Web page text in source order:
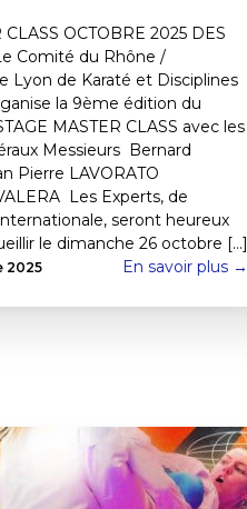
CLASS OCTOBRE 2025 DES
Comité du Rhône /
Lyon de Karaté et Disciplines
la 9ème édition du
MASTER CLASS avec les
Messieurs Bernard
Pierre LAVORATO
Les Experts, de
seront heureux
le dimanche 26 octobre [...]
2025 En savoir plus →